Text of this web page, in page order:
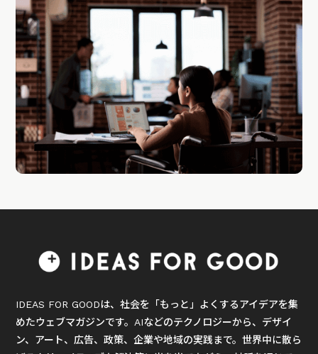
IDEAS FOR GOODは、社会を「もっと」よくするアイデアを集
めたウェブマガジンです。AIなどのテクノロジーから、デザイ
ン、アート、広告、政策、企業や地域の実践まで。世界中に散ら